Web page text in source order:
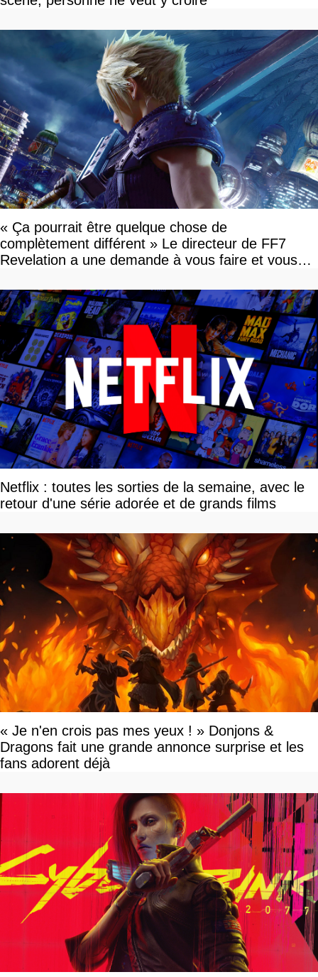
« Ça pourrait être quelque chose de
complètement différent » Le directeur de FF7
Revelation a une demande à vous faire et vous
Netflix : toutes les sorties de la semaine, avec le
retour d'une série adorée et de grands films
« Je n'en crois pas mes yeux ! » Donjons &
Dragons fait une grande annonce surprise et les
fans adorent déjà